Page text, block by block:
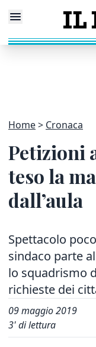
Home Cronaca
Petizioni
teso la
dall’aula
Spettacolo
sindaco parte
lo squadrismo
richieste dei
09 maggio 2019
3' di lettura